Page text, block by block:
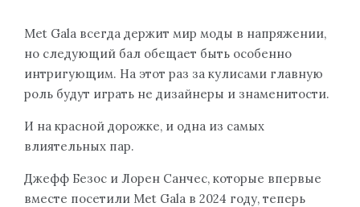
Met Gala всегда держит мир моды в напряжении,
но следующий бал обещает быть особенно
интригующим. На этот раз за кулисами главную
роль будут играть не дизайнеры и знаменитости.
И на красной дорожке, и одна из самых
влиятельных пар.
Джефф Безос и Лорен Санчес, которые впервые
вместе посетили Met Gala в 2024 году, теперь